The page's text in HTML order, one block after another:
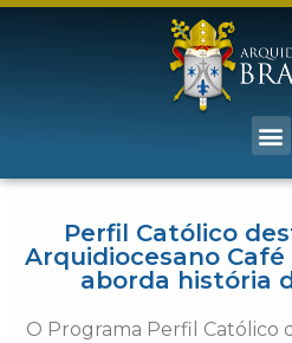
Perfil Católico
Arquidiocesano
aborda história
O Programa Perfil Católico